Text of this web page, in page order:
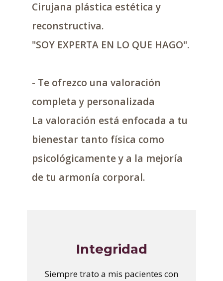
Cirujana plástica estética y
reconstructiva.
"SOY EXPERTA EN LO QUE HAGO".
- Te ofrezco una valoración
completa y personalizada
La valoración está enfocada a tu
bienestar tanto física como
psicológicamente y a la mejoría
de tu armonía corporal.
Integridad
Siempre trato a mis pacientes con